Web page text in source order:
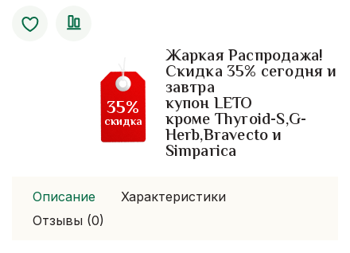
Жаркая Распродажа!
Скидка 35% сегодня и
завтра
купон LETO
кроме Thyroid-S,G-
Herb,Bravecto и
Simparica
35%
скидка
Описание
Характеристики
Отзывы (0)